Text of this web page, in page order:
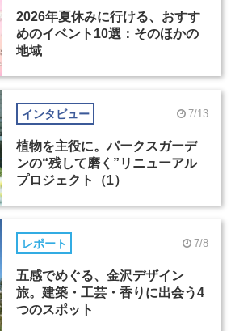
2026年夏休みに行ける、おすす
めのイベント10選：そのほかの
地域
インタビュー 7/13
植物を主役に。パークスガーデ
ンの“残して磨く”リニューアル
プロジェクト（1）
レポート 7/8
五感でめぐる、金沢デザイン
旅。建築・工芸・香りに出会う4
つのスポット